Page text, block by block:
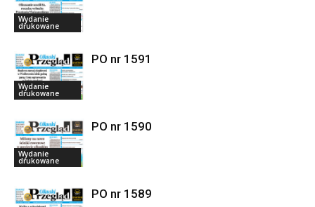
Wydanie
drukowane
Wydanie
drukowane
PO nr 1591
Wydanie
drukowane
PO nr 1590
PO nr 1589